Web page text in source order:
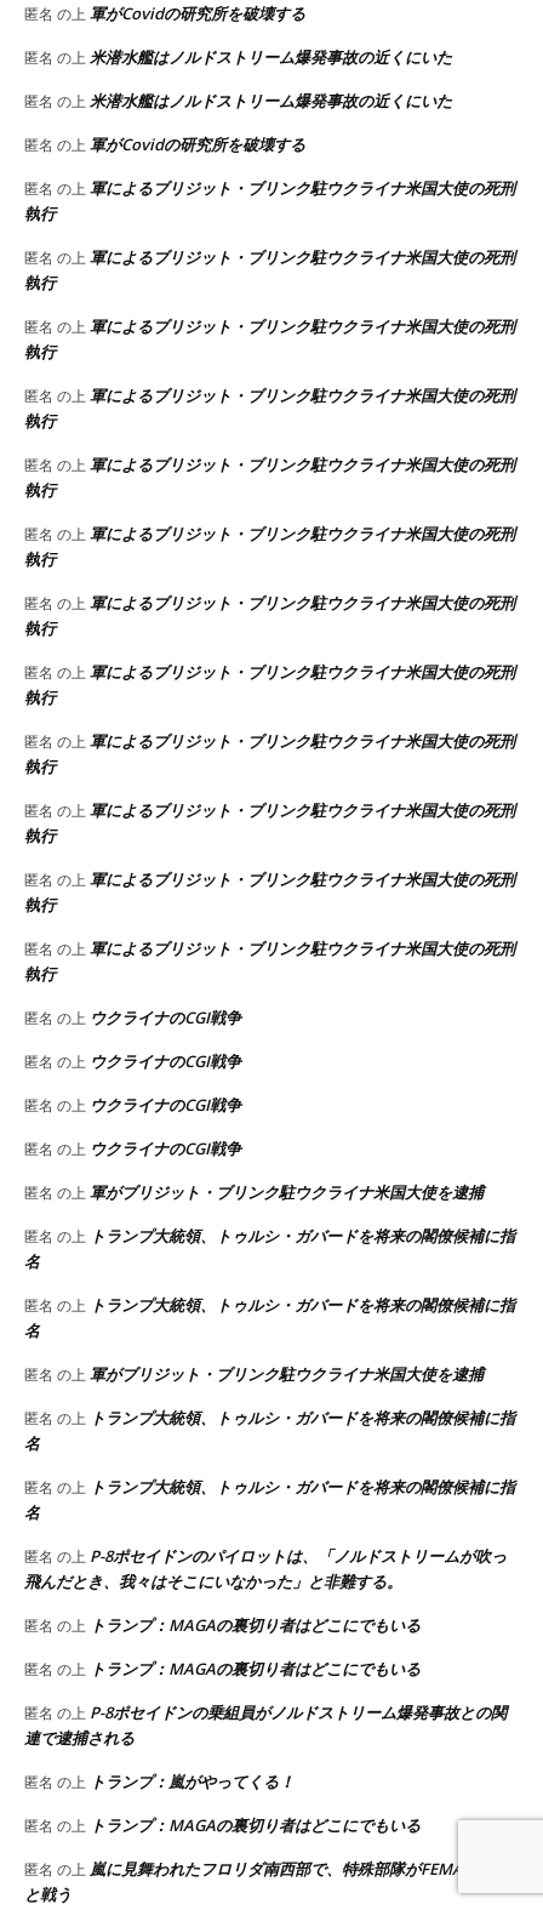
匿名 の上 軍がCovidの研究所を破壊する
匿名 の上 米潜水艦はノルドストリーム爆発事故の近くにいた
匿名 の上 米潜水艦はノルドストリーム爆発事故の近くにいた
匿名 の上 軍がCovidの研究所を破壊する
匿名 の上 軍によるブリジット・ブリンク駐ウクライナ米国大使の死刑
執行
匿名 の上 軍によるブリジット・ブリンク駐ウクライナ米国大使の死刑
執行
匿名 の上 軍によるブリジット・ブリンク駐ウクライナ米国大使の死刑
執行
匿名 の上 軍によるブリジット・ブリンク駐ウクライナ米国大使の死刑
執行
匿名 の上 軍によるブリジット・ブリンク駐ウクライナ米国大使の死刑
執行
匿名 の上 軍によるブリジット・ブリンク駐ウクライナ米国大使の死刑
執行
匿名 の上 軍によるブリジット・ブリンク駐ウクライナ米国大使の死刑
執行
匿名 の上 軍によるブリジット・ブリンク駐ウクライナ米国大使の死刑
執行
匿名 の上 軍によるブリジット・ブリンク駐ウクライナ米国大使の死刑
執行
匿名 の上 軍によるブリジット・ブリンク駐ウクライナ米国大使の死刑
執行
匿名 の上 軍によるブリジット・ブリンク駐ウクライナ米国大使の死刑
執行
匿名 の上 軍によるブリジット・ブリンク駐ウクライナ米国大使の死刑
執行
匿名 の上 ウクライナのCGI戦争
匿名 の上 ウクライナのCGI戦争
匿名 の上 ウクライナのCGI戦争
匿名 の上 ウクライナのCGI戦争
匿名 の上 軍がブリジット・ブリンク駐ウクライナ米国大使を逮捕
匿名 の上 トランプ大統領、トゥルシ・ガバードを将来の閣僚候補に指
名
匿名 の上 トランプ大統領、トゥルシ・ガバードを将来の閣僚候補に指
名
匿名 の上 軍がブリジット・ブリンク駐ウクライナ米国大使を逮捕
匿名 の上 トランプ大統領、トゥルシ・ガバードを将来の閣僚候補に指
名
匿名 の上 トランプ大統領、トゥルシ・ガバードを将来の閣僚候補に指
名
匿名 の上 P-8ポセイドンのパイロットは、「ノルドストリームが吹っ
飛んだとき、我々はそこにいなかった」と非難する。
匿名 の上 トランプ：MAGAの裏切り者はどこにでもいる
匿名 の上 トランプ：MAGAの裏切り者はどこにでもいる
匿名 の上 P-8ポセイドンの乗組員がノルドストリーム爆発事故との関
連で逮捕される
匿名 の上 トランプ：嵐がやってくる！
匿名 の上 トランプ：MAGAの裏切り者はどこにでもいる
匿名 の上 嵐に見舞われたフロリダ南西部で、特殊部隊がFEMA略奪者
と戦う